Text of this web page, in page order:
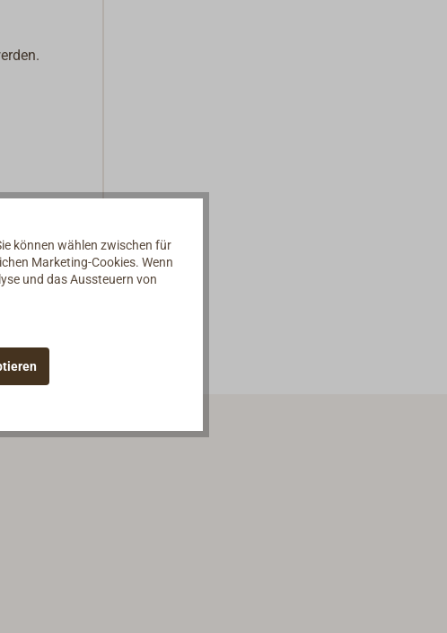
können wählen zwischen für
Marketing-Cookies. Wenn
und das Aussteuern von